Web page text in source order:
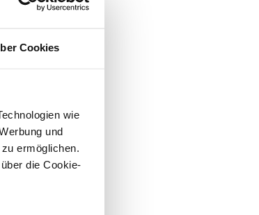
Cookies
wie
und
ermöglichen.
die Cookie-